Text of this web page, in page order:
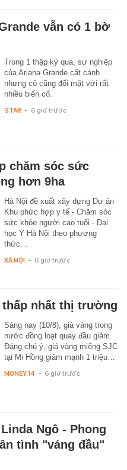
vẫn có 1 bờ
Trong 1 thập kỷ qua, sự nghiệp
của Ariana Grande cất cánh
nhưng cô cũng đối mặt với rất
nhiều biến cố.
STAR - 6 giờ trước
chăm sóc sức
hơn 9ha
Hà Nội đề xuất xây dựng Dự án
Khu phức hợp y tế - Chăm sóc
sức khỏe người cao tuổi - Đại
học Y Hà Nội theo phương
thức…
XÃ HỘI - 6 giờ trước
thấp nhất thị trường
Sáng nay (10/8), giá vàng trong
nước đồng loạt quay đầu giảm.
Đáng chú ý, giá vàng miếng SJC
tại Mi Hồng giảm mạnh 1 triệu…
MONEY.14 - 6 giờ trước
Ngô - Phong
tình "váng đầu"